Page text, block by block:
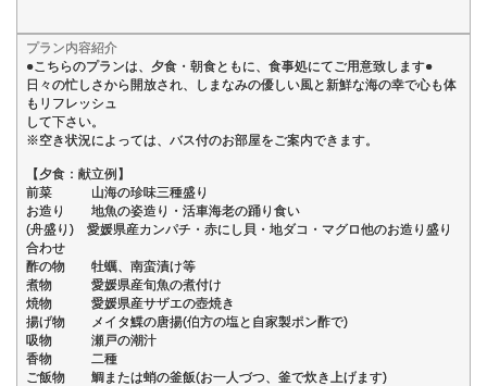
プラン内容紹介
●こちらのプランは、夕食・朝食ともに、食事処にてご用意致します●
日々の忙しさから開放され、しまなみの優しい風と新鮮な海の幸で心も体
もリフレッシュ
して下さい。
※空き状況によっては、バス付のお部屋をご案内できます。
【夕食：献立例】
前菜 山海の珍味三種盛り
お造り 地魚の姿造り・活車海老の踊り食い
(舟盛り) 愛媛県産カンパチ・赤にし貝・地ダコ・マグロ他のお造り盛り
合わせ
酢の物 牡蠣、南蛮漬け等
煮物 愛媛県産旬魚の煮付け
焼物 愛媛県産サザエの壺焼き
揚げ物 メイタ鰈の唐揚(伯方の塩と自家製ポン酢で)
吸物 瀬戸の潮汁
香物 二種
ご飯物 鯛または蛸の釜飯(お一人づつ、釜で炊き上げます)